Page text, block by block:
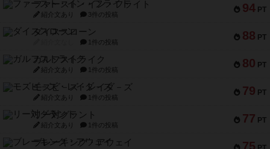
94 PT
ファースト・イン・フライト
紹介文あり 3件の投稿
88 PT
ダイススローン
1件の投稿
80 PT
ガルフストライク
紹介文あり 1件の投稿
79 PT
モズビ－ズ・レイダ－ズ
紹介文あり 1件の投稿
77 PT
リー対グラント
紹介文あり 1件の投稿
75
ブレーキング・アウェイ